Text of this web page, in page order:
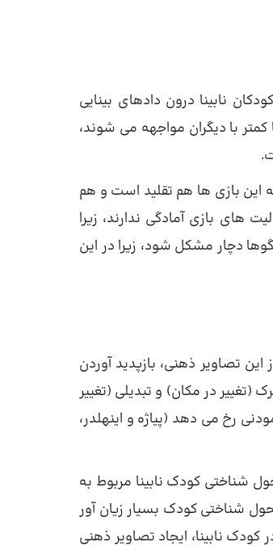
نابینا درون دادهای بینایی
با دیگران مواجهه می شوند،
این بازی ها هم تقلید است و هم
های بازی آمادگی ندارند، زیرا
دچار مشکل شود، زیرا در این
تصاویر ذهنی، بازپدید آوردن
در مکان) و تبدیلی (تغییر
رخ می دهد (پیاژه و اینهلدر،
شناختی کودک نابینا مربوط به
شناختی کودک بسیار زیان آور
تحول شناختی در کودک نابینا، ایجاد تصاویر ذهنی